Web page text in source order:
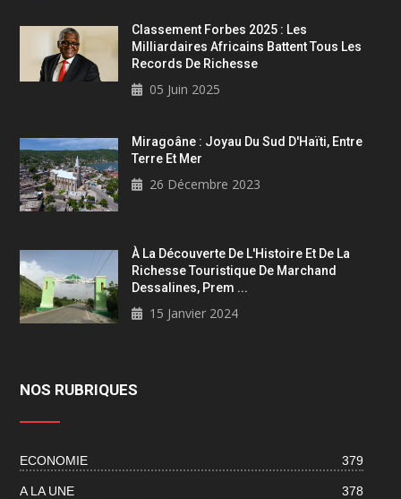
Classement Forbes 2025 : Les
Milliardaires Africains Battent Tous Les
Records De Richesse
05 Juin 2025
Miragoâne : Joyau Du Sud D'Haïti, Entre
Terre Et Mer
26 Décembre 2023
À La Découverte De L'Histoire Et De La
Richesse Touristique De Marchand
Dessalines, Prem ...
15 Janvier 2024
NOS RUBRIQUES
ECONOMIE 379
A LA UNE 378